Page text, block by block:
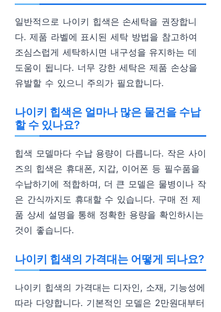
일반적으로 나이키 힙색은 손세탁을 권장합니
다. 제품 라벨에 표시된 세탁 방법을 참고하여
조심스럽게 세탁하시면 내구성을 유지하는 데
도움이 됩니다. 너무 강한 세탁은 제품 손상을
유발할 수 있으니 주의가 필요합니다.
나이키 힙색은 얼마나 많은 물건을 수납
할 수 있나요?
힙색 모델마다 수납 용량이 다릅니다. 작은 사이
즈의 힙색은 휴대폰, 지갑, 이어폰 등 필수품을
수납하기에 적합하며, 더 큰 모델은 물병이나 작
은 간식까지도 휴대할 수 있습니다. 구매 전 제
품 상세 설명을 통해 정확한 용량을 확인하시는
것이 좋습니다.
나이키 힙색의 가격대는 어떻게 되나요?
나이키 힙색의 가격대는 디자인, 소재, 기능성에
따라 다양합니다. 기본적인 모델은 2만원대부터